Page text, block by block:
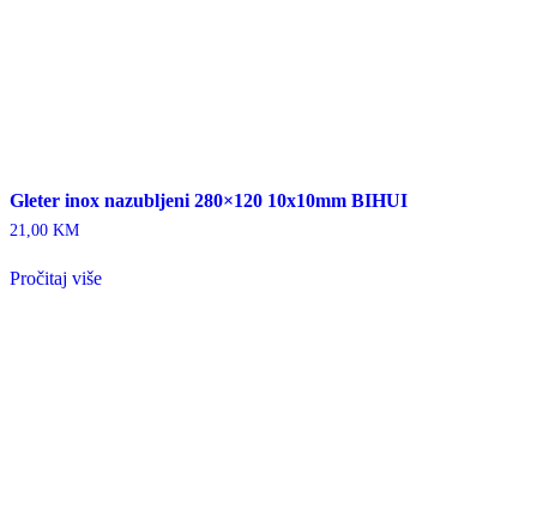
Gleter inox nazubljeni 280×120 10x10mm BIHUI
21,00 KM
Pročitaj više